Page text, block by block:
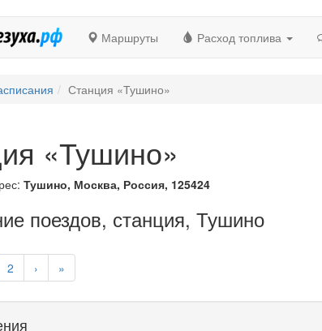
Маршруты Расход топлива
Станция «Тушино»
«Тушино»
Тушино, Москва, Россия, 125424
поездов, станция, Тушино
2 › »